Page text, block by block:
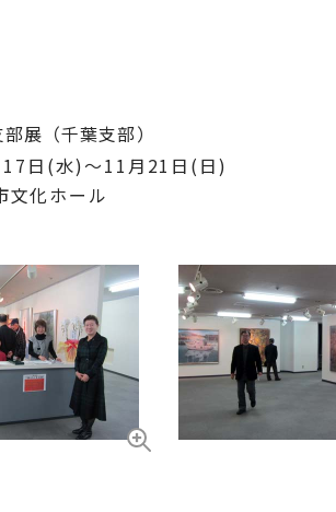
展（千葉支部）
日(水)～11月21日(日)
化ホール